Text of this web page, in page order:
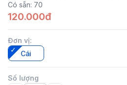
Có sẵn: 70
120.000đ
Đơn vị:
Cái
Số lượng